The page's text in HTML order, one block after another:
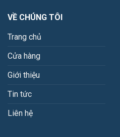
VỀ CHÚNG TÔI
Trang chủ
Cửa hàng
Giới thiệu
Tin tức
Liên hệ